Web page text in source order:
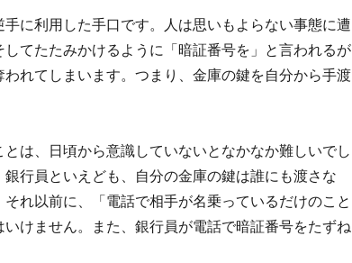
に利用した手口です。人は思いもよらない事態に遭
てたたみかけるように「暗証番号を」と言われるが
れてしまいます。つまり、金庫の鍵を自分から手渡
は、日頃から意識していないとなかなか難しいでし
行員といえども、自分の金庫の鍵は誰にも渡さな
れ以前に、「電話で相手が名乗っているだけのこと
けません。また、銀行員が電話で暗証番号をたずね